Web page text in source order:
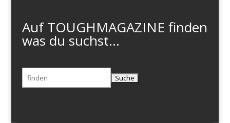
Auf TOUGHMAGAZINE finden
was du suchst...
Suchen
nach: